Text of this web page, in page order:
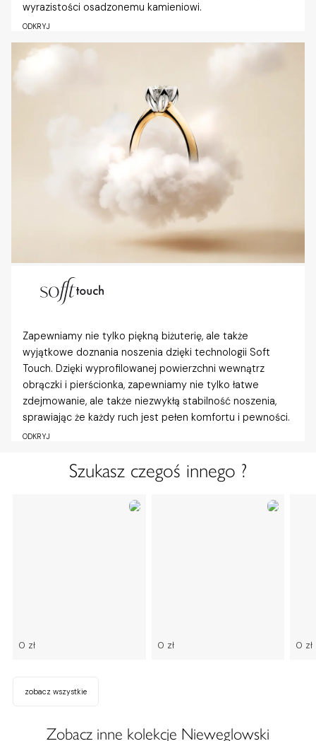
wyrazistości osadzonemu kamieniowi.
ODKRYJ
Zapewniamy nie tylko piękną biżuterię, ale także
wyjątkowe doznania noszenia dzięki technologii Soft
Touch. Dzięki wyprofilowanej powierzchni wewnątrz
obrączki i pierścionka, zapewniamy nie tylko łatwe
zdejmowanie, ale także niezwykłą stabilność noszenia,
sprawiając że każdy ruch jest pełen komfortu i pewności.
ODKRYJ
Szukasz czegoś innego ?
0 zł 0 zł 0 zł
zobacz wszystkie
Zobacz inne kolekcje Nieweglowski